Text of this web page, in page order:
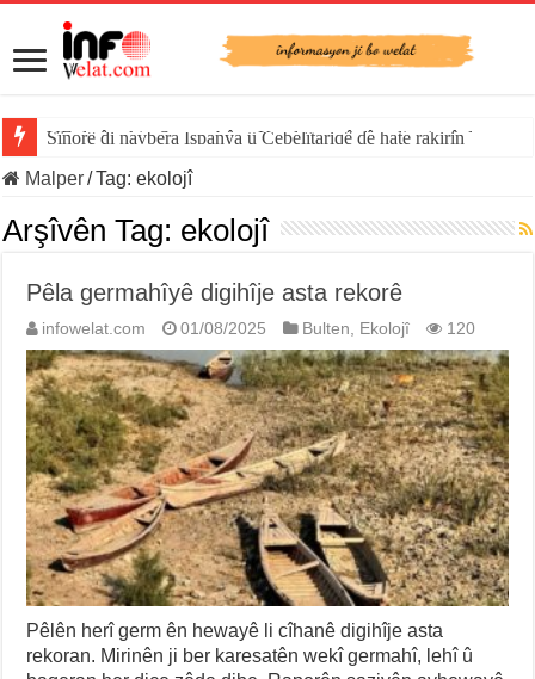
Sînorê di navbera Îspanya û Cebelîtariqê de hate rakirin
Malper/Tag:ekolojî
Arşîvên Tag: ekolojî
Pêla germahîyê digihîje asta rekorê
infowelat.com 01/08/2025 Bulten, Ekolojî 120
Pêlên herî germ ên hewayê li cîhanê digihîje asta
rekoran. Mirinên ji ber karesatên wekî germahî, lehî û